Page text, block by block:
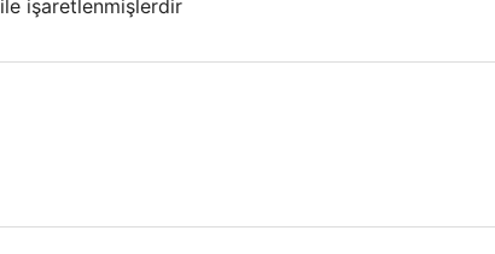
ile işaretlenmişlerdir